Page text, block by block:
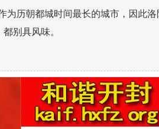
为历朝都城时间最长的城市，因此洛
别具风味。